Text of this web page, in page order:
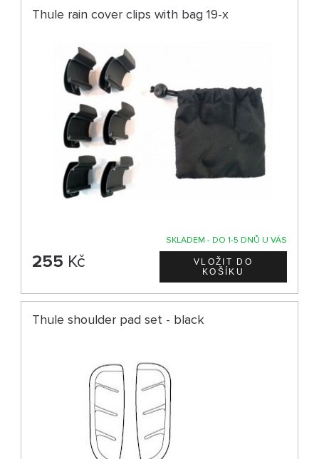
Thule rain cover clips with bag 19-x
SKLADEM - DO 1-5 DNŮ U VÁS
255 Kč
Thule shoulder pad set - black